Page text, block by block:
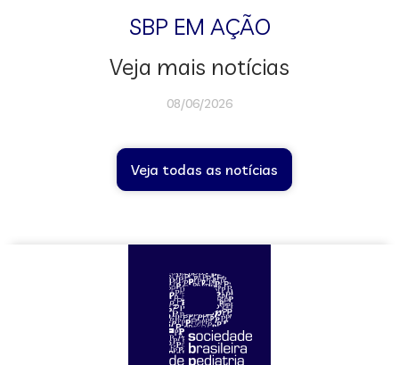
SBP EM AÇÃO
Veja mais notícias
08/06/2026
Veja todas as notícias